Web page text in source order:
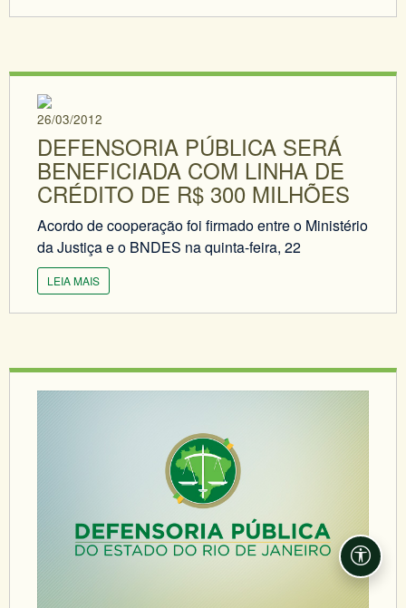
26/03/2012
DEFENSORIA PÚBLICA SERÁ
BENEFICIADA COM LINHA DE
CRÉDITO DE R$ 300 MILHÕES
Acordo de cooperação foi firmado entre o Ministério
da Justiça e o BNDES na quinta-feira, 22
LEIA MAIS